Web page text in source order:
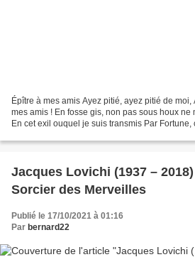
Épître à mes amis Ayez pitié, ayez pitié de moi,
mes amis ! En fosse gis, non pas sous houx ne
En cet exil ouquel je suis transmis Par Fortune,
Jacques Lovichi (1937 –
Sorcier des Merveilles
Publié le 17/10/2021 à 01:16
Par bernard22